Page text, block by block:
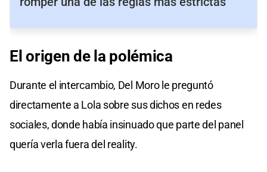
El origen de la polémica
Durante el intercambio, Del Moro le preguntó
directamente a Lola sobre sus dichos en redes
sociales, donde había insinuado que parte del panel
quería verla fuera del reality.